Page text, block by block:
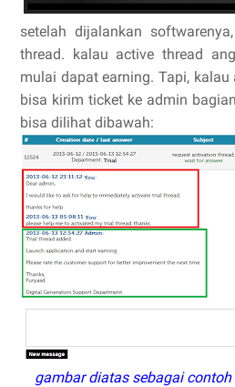
setelah dijalankan
thread. kalau active thread
mulai dapat earning. Tapi,
bisa kirim ticket ke admin
bisa dilihat dibawah:
gambar diatas sebagai